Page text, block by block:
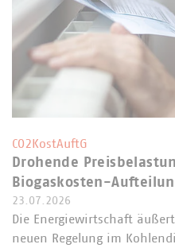
CO2KostAuftG
Drohende
Biogaskosten-
23.07.2026
Die Energiewirtschaft
neuen Regelung im